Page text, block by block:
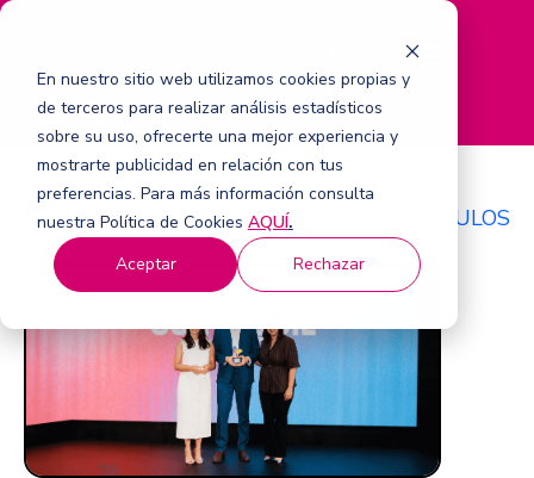
En nuestro sitio web utilizamos cookies propias y
de terceros para realizar análisis estadísticos
sobre su uso, ofrecerte una mejor experiencia y
mostrarte publicidad en relación con tus
preferencias. Para más información consulta
nuestra Política de Cookies AQUÍ.
Aceptar
Rechazar
e
ú
Comunicados de Prensa VER MÁS ARTÍCULOS